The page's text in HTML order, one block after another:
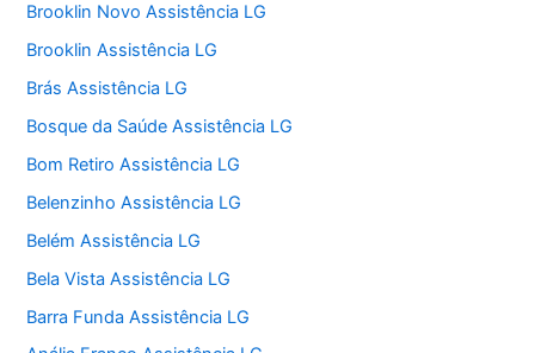
Brooklin Novo Assistência LG
Brooklin Assistência LG
Brás Assistência LG
Bosque da Saúde Assistência LG
Bom Retiro Assistência LG
Belenzinho Assistência LG
Belém Assistência LG
Bela Vista Assistência LG
Barra Funda Assistência LG